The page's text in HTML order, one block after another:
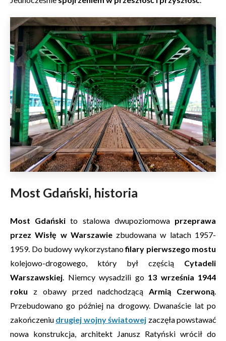
Most Gdański, historia
Most Gdańskito stalowa dwupoziomowa przeprawa
przez Wisłę w Warszawiezbudowana w latach 1957-
1959. Do budowy wykorzystanofilary pierwszego mostu
kolejowo-drogowego, który był częścią Cytadeli
Warszawskiej. Niemcy wysadzili go13 września 1944
roku z obawy przed nadchodzącąArmią Czerwoną.
Przebudowano go później na drogowy. Dwanaście lat po
zakończeniu drugiej wojny światowej zaczęła powstawać
nowa konstrukcja, architekt Janusz Ratyński wrócił do